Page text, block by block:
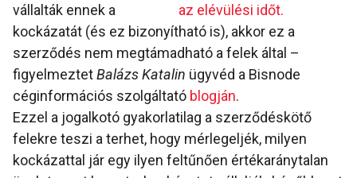
az elévülési időt.
vállalták ennek a
kockázatát (és ez bizonyítható is), akkor ez a
szerződés nem megtámadható a felek által –
figyelmeztetBalázs Katalin ügyvéd a Bisnode
céginformációs szolgáltató blogján.
Ezzel a jogalkotó gyakorlatilag a szerződéskötő
felekre teszi a terhet, hogy mérlegeljék, milyen
kockázattal jár egy ilyen feltűnően értékaránytalan